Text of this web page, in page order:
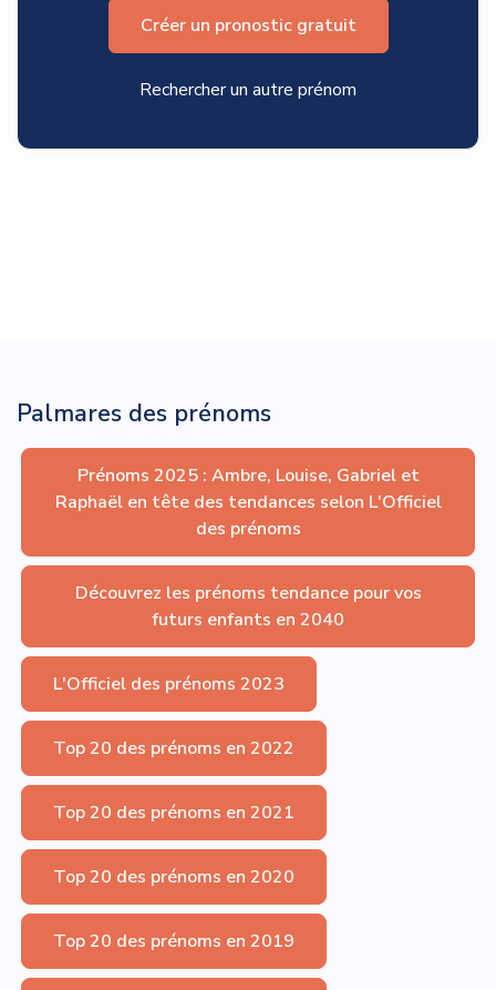
Créer un pronostic gratuit
Rechercher un autre prénom
Palmares des prénoms
Prénoms 2025 : Ambre, Louise, Gabriel et
Raphaël en tête des tendances selon L'Officiel
des prénoms
Découvrez les prénoms tendance pour vos
futurs enfants en 2040
L'Officiel des prénoms 2023
Top 20 des prénoms en 2022
Top 20 des prénoms en 2021
Top 20 des prénoms en 2020
Top 20 des prénoms en 2019